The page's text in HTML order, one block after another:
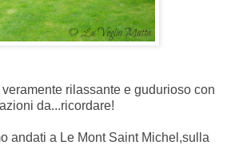
rilassante e gudurioso con
da...ricordare!
andati a Le Mont Saint Michel,sulla